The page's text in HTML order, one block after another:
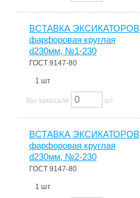
ВСТАВКА ЭКСИКАТОРОВ
фарфоровая круглая
d230мм, №1-230
ГОСТ 9147-80
1 шт
Вы заказали шт
ВСТАВКА ЭКСИКАТОРОВ
фарфоровая круглая
d230мм, №2-230
ГОСТ 9147-80
1 шт